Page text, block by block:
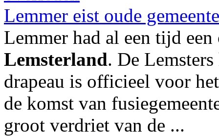
Lemmer eist oude
Lemmer had al een tijd
Lemsterland. De
drapeau is officieel voor
de komst van
groot verdriet van de ...